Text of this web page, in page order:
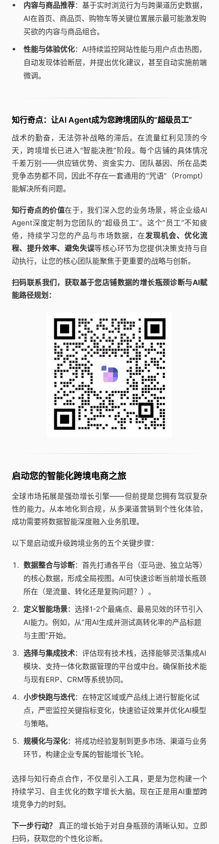
内容与商品推荐：基于实时浏览行为与跨渠道历史数据，
AI在首页、商品页、购物车等关键位置展示最可能激发购
买欲的内容与商品组合。
性能与体验优化：AI持续监控网站性能与用户点击热图，
自动发现体验断层，并提出优化建议，甚至自动实施前端
微调。
知行奇点：让AI Agent成为您跨境团队的“超级员工”
战术的勤奋，无法弥补战略的滞后。在流量红利见顶的今
天，跨境增长已进入“智能决胜”阶段。每个店铺的具体情况
千差万别——供应链优势、资金实力、团队基因、所在品类
竞争态势都不同，因此不存在一套通用的“咒语”（Prompt）
能解决所有问题。
知行奇点的价值在于，我们深入您的业务场景，将企业级AI
Agent深度定制为您团队的“超级员工”。这个“员工”不知疲
倦，持续学习您的产品与市场数据，在发现机会、优化流
程、提升效率、避免失误等核心环节为您提供决策支持与自
动执行，让您的核心团队能聚焦于更重要的战略与创新。
扫码联系我们，获取基于您店铺数据的增长瓶颈诊断与AI赋
能路径规划：
启动您的智能化跨境电商之旅
全球市场拓展是强劲增长引擎——但前提是您拥有驾驭复杂
性的能力。从本地化到合规，从多渠道营销到个性化体验，
成功需要将数据智能深度融入业务肌理。
以下是启动或升级跨境业务的五个关键步骤：
数据整合与诊断：首先打通各平台（亚马逊、独立站等）
的核心数据，形成全局视图。AI可快速诊断当前增长瓶颈
所在（是流量、转化还是复购问题？）。
定义智能场景：选择1-2个最痛点、最易见效的环节引入
AI能力。例如，从“用AI生成并测试高转化率的产品标题
与主图”开始。
选择与集成技术：评估现有技术栈，选择能够灵活集成AI
模块、支持一体化数据管理的平台或中台。确保新技术能
与现有ERP、CRM等系统协同。
小步快跑与迭代：在特定区域或产品线上进行智能化试
点，严密监控关键指标变化，快速验证效果并优化AI模型
与策略。
规模化与深化：将成功经验复制到更多市场、渠道与业务
环节，构建企业专属的智能增长飞轮。
选择与知行奇点合作，不仅是引入工具，更是为您构建一个
持续学习、自主优化的数字增长大脑。现在正是用AI重塑跨
境竞争力的时刻。
下一步行动？
真正的增长始于对自身瓶颈的清晰认知。立即
扫码，获取您的个性化诊断。